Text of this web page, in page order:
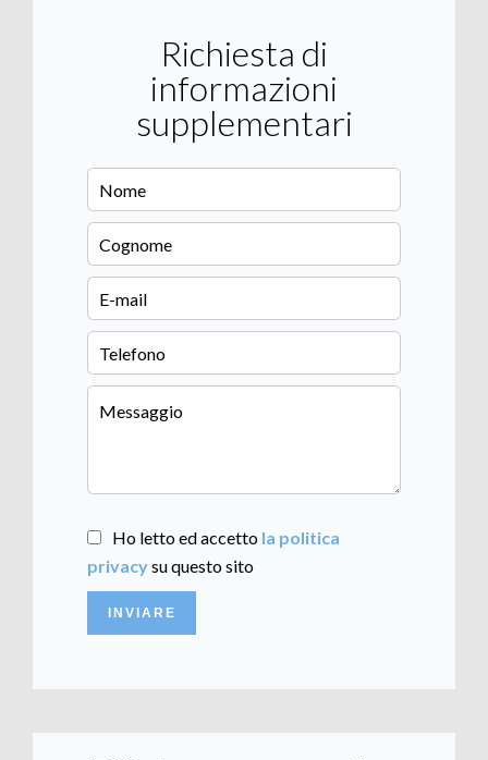
Richiesta di
informazioni
supplementari
Ho letto ed accetto la politica
privacysu questo sito
INVIARE